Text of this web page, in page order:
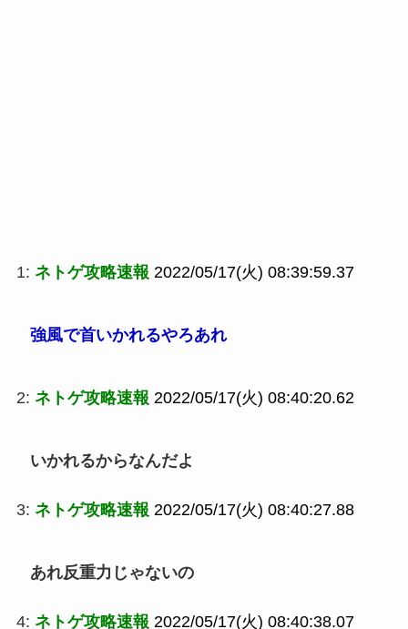
1: ネトゲ攻略速報 2022/05/17(火) 08:39:59.37
強風で首いかれるやろあれ
2: ネトゲ攻略速報 2022/05/17(火) 08:40:20.62
いかれるからなんだよ
3: ネトゲ攻略速報 2022/05/17(火) 08:40:27.88
あれ反重力じゃないの
4: ネトゲ攻略速報 2022/05/17(火) 08:40:38.07